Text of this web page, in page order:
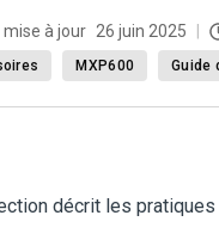
mise à jour 26 juin 2025
MXP600 Guide
décrit les pratiques